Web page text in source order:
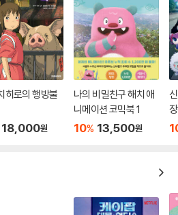
히로의 행방불
18,000원
나의 비밀친구 해치 애
니메이션 코믹북 1
10% 13,500원